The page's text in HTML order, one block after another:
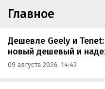
Главное
Дешевле Geely и
новый дешевый и
09 августа 2026, 14:42